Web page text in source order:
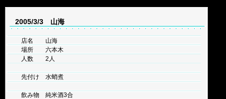
2005/3/3 山海
店名 山海
場所 六本木
人数 2人
先付け 水蛸煮
飲み物 純米酒3合